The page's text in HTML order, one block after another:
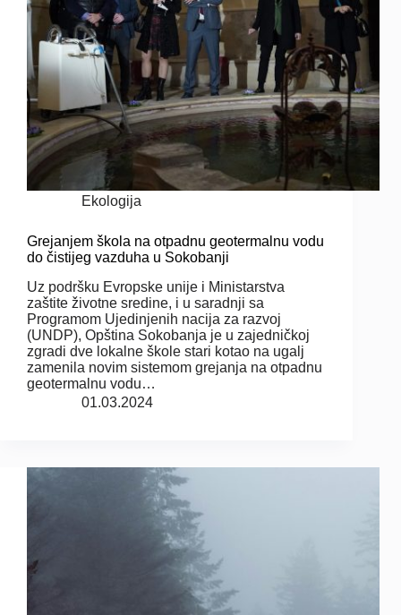
Ekologija
Grejanjem škola na otpadnu geotermalnu vodu
do čistijeg vazduha u Sokobanji
Uz podršku Evropske unije i Ministarstva
zaštite životne sredine, i u saradnji sa
Programom Ujedinjenih nacija za razvoj
(UNDP), Opština Sokobanja je u zajedničkoj
zgradi dve lokalne škole stari kotao na ugalj
zamenila novim sistemom grejanja na otpadnu
geotermalnu vodu…
01.03.2024